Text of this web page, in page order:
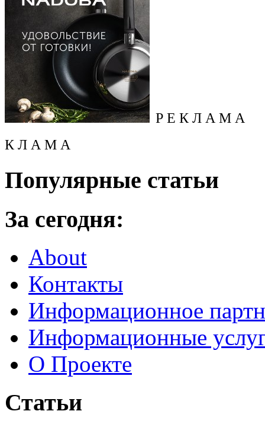
Р Е К Л А М А
К Л А М А
Популярные статьи
За сегодня:
About
Контакты
Информационное
Информационные
О Проекте
Статьи